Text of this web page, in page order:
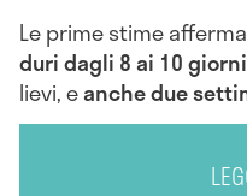
Le prime stime
duri dagli 8 ai 10 giorni
lievi, eanche due